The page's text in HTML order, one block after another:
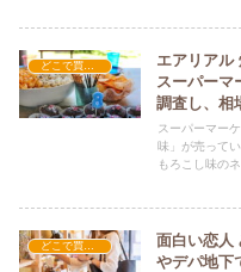
どこで買える？-お菓子・スイーツ・アイス
エアリアル
スーパーマ
調査し、相
スーパーマー
味」が売って
もろこし味の
どこで買える？-お菓子・スイーツ・アイス
面白い恋人
やデパ地下